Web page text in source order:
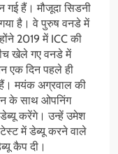
गई हैं। मौजूदा सिडनी
है। वे पुरुष वनडे में
2019 में ICC की
खेले गए वनडे में
एक दिन पहले ही
हैं। मयंक अग्रवाल की
के साथ ओपनिंग
करेंगे। उन्हें उमेश
में डेब्यू करने वाले
कैप दी।